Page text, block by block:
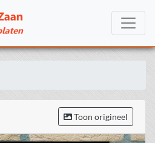
Toon origineel